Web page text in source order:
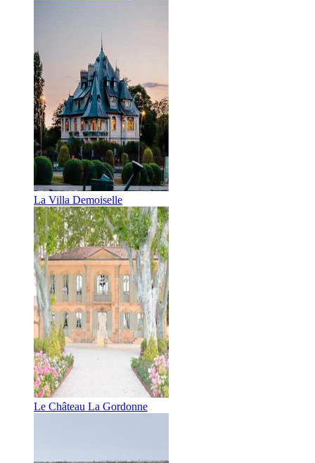
La Villa Demoiselle
Le Château La Gordonne